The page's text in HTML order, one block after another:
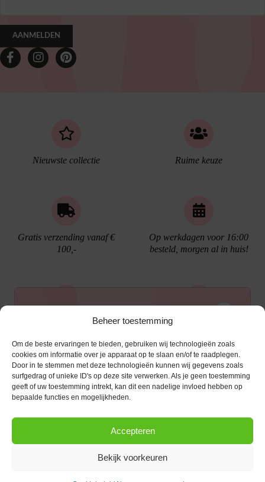
Beheer toestemming
Om de beste ervaringen te bieden, gebruiken wij technologieën zoals
cookies om informatie over je apparaat op te slaan en/of te raadplegen.
Door in te stemmen met deze technologieën kunnen wij gegevens zoals
surfgedrag of unieke ID's op deze site verwerken. Als je geen toestemming
geeft of uw toestemming intrekt, kan dit een nadelige invloed hebben op
bepaalde functies en mogelijkheden.
Accepteren
Bekijk voorkeuren
AANMELDEN
Nieuwste collectie Ruime keuze
Gratis verzending vanaf €
100,-
Op werkdagen voor 16:00
besteld, morgen al in huis!
Gratis cadeau verpakking
KLANTENSERVICE
Klantenservice
OPENINGSTIJDEN
13:00 - 17:30
Ontvang €10,- korting
Schrijf je in voor de nieuwsbrief en ontvang een
kortingscode van €10,- op je volgende bestelling.
E-mailadres*